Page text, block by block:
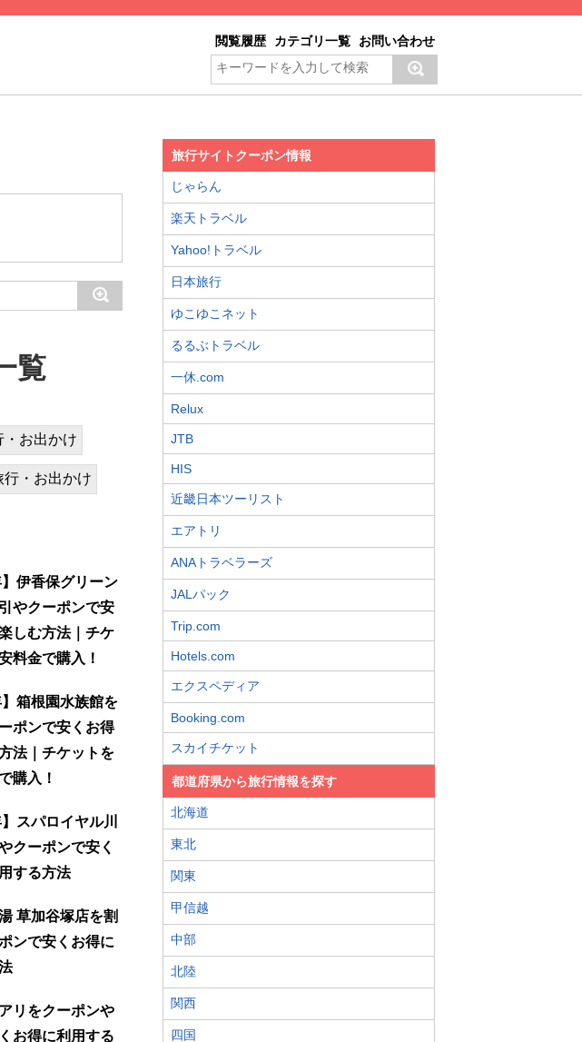
閲覧履歴 カテゴリ一覧 お問い合わせ
覧
・お出かけ
・お出かけ
】伊香保グリーン
やクーポンで安
しむ方法｜チケ
料金で購入！
】箱根園水族館を
ポンで安くお得
法｜チケットを
購入！
】スパロイヤル川
クーポンで安く
する方法
草加谷塚店を割
ンで安くお得に
リをクーポンや
お得に利用する
旅行サイトクーポン情報
じゃらん
楽天トラベル
Yahoo!トラベル
日本旅行
ゆこゆこネット
るるぶトラベル
一休.com
Relux
JTB
HIS
近畿日本ツーリスト
エアトリ
ANAトラベラーズ
JALパック
Trip.com
Hotels.com
エクスペディア
Booking.com
スカイチケット
都道府県から旅行情報を探す
北海道
東北
関東
甲信越
中部
北陸
関西
四国